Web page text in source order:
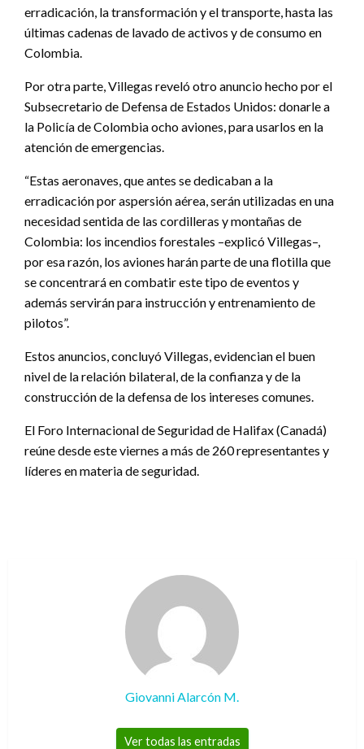
erradicación, la transformación y el transporte, hasta las
últimas cadenas de lavado de activos y de consumo en
Colombia.
Por otra parte, Villegas reveló otro anuncio hecho por el
Subsecretario de Defensa de Estados Unidos: donarle a
la Policía de Colombia ocho aviones, para usarlos en la
atención de emergencias.
“Estas aeronaves, que antes se dedicaban a la
erradicación por aspersión aérea, serán utilizadas en una
necesidad sentida de las cordilleras y montañas de
Colombia: los incendios forestales –explicó Villegas–,
por esa razón, los aviones harán parte de una flotilla que
se concentrará en combatir este tipo de eventos y
además servirán para instrucción y entrenamiento de
pilotos”.
Estos anuncios, concluyó Villegas, evidencian el buen
nivel de la relación bilateral, de la confianza y de la
construcción de la defensa de los intereses comunes.
El Foro Internacional de Seguridad de Halifax (Canadá)
reúne desde este viernes a más de 260 representantes y
líderes en materia de seguridad.
Giovanni Alarcón M.
Ver todas las entradas